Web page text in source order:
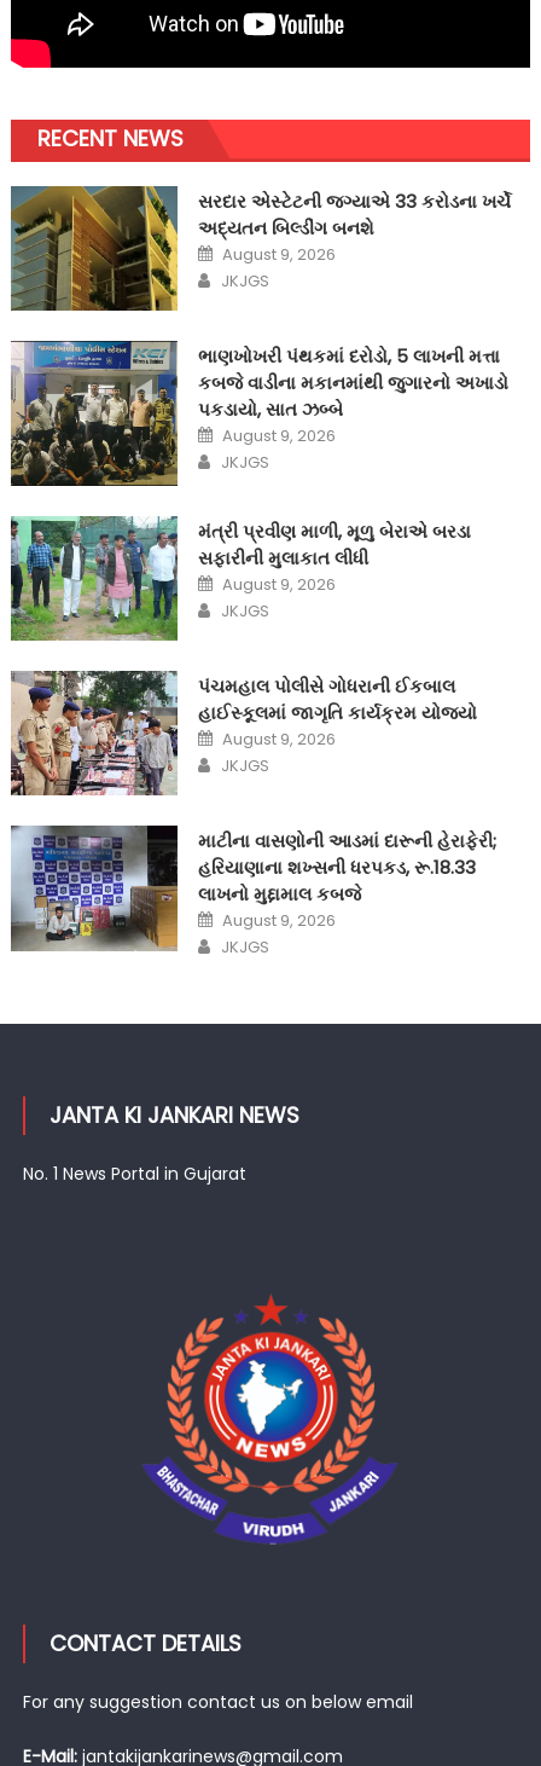
RECENT NEWS
સરદાર એસ્ટેટની જગ્યાએ 33 કરોડના ખર્ચે
અદ્યતન બિલ્ડીંગ બનશે
Posted
on
August 9, 2026
Author
JKJGS
ભાણખોખરી પંથકમાં દરોડો, 5 લાખની મત્તા
કબજે વાડીના મકાનમાંથી જુગારનો અખાડો
પકડાયો, સાત ઝબ્બે
Posted
on
August 9, 2026
Author
JKJGS
મંત્રી પ્રવીણ માળી, મૂળુ બેરાએ બરડા
સફારીની મુલાકાત લીધી
Posted
on
August 9, 2026
Author
JKJGS
પંચમહાલ પોલીસે ગોધરાની ઈકબાલ
હાઈસ્કૂલમાં જાગૃતિ કાર્યક્રમ યોજ્યો
Posted
on
August 9, 2026
Author
JKJGS
માટીના વાસણોની આડમાં દારૂની હેરાફેરી;
હરિયાણાના શખ્સની ધરપકડ, રૂ.18.33
લાખનો મુદ્દામાલ કબજે
Posted
on
August 9, 2026
Author
JKJGS
JANTA KI JANKARI NEWS
No. 1 News Portal in Gujarat
CONTACT DETAILS
For any suggestion contact us on below email
E-Mail: jantakijankarinews@gmail.com